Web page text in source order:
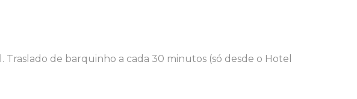
de barquinho a cada 30 minutos (só desde o Hotel